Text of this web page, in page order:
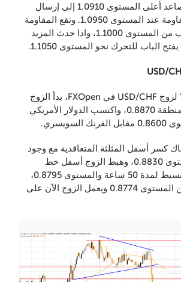
وقد يؤدي الاختراق الصاعد أعلى المستوى 1.0910 إلى إرسال
الزوج نحو منطقة المقاومة عند المستوى 1.0950. وتقع المقاومة
الرئيسية التالية بالقرب من المستوى 1.1000، واذا حدث المزيد
الباب للتحرك نحو المستوى 1.1050.
على مخطط "الساعة" لزوج USD/CHF في FXOpen، بدأ الزوج
في هبوط جديد من المنطقة 0.8870، واكتسب الدولار الأمريكي
كسر أسفل المثلثة المتعاقدية مع وجود
دعم بالقرب من المستوى 0.8830، وهبط الزوج أسفل خط
المتوسط المتحرك البسيط لمدة 50 ساعة والمستوى 0.8795،
وتشكل قاع بالقرب من المستوى 0.8774 ويعمل الزوج الآن على